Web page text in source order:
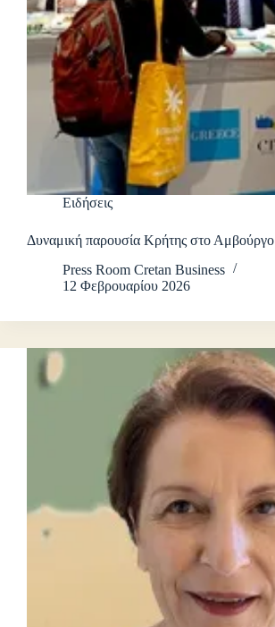
Ειδήσεις
Δυναμική παρουσία Κρήτης στο Αμβούργο
Press Room Cretan Business
12 Φεβρουαρίου 2026